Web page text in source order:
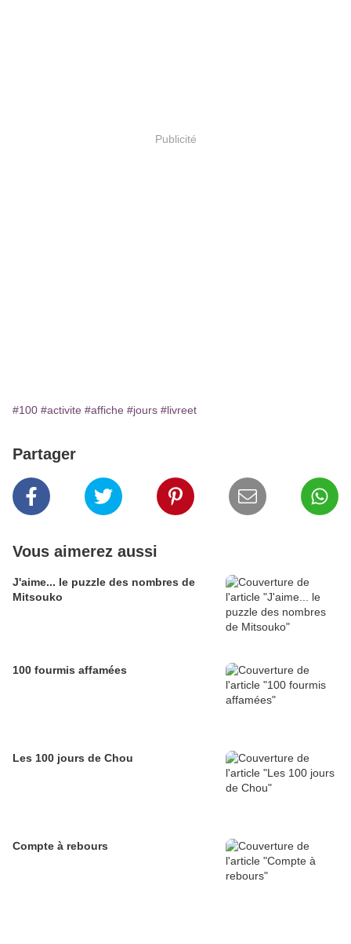
Publicité
#100 #activite #affiche #jours #livreet
Partager
Vous aimerez aussi
J'aime... le puzzle des nombres de
Mitsouko
100 fourmis affamées
Les 100 jours de Chou
Compte à rebours